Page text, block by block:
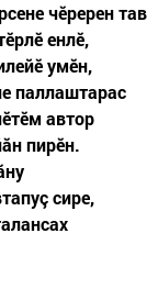
чӗререн тав
енлӗ,
умӗн,
паллаштарас
автор
пирӗн.
сире,